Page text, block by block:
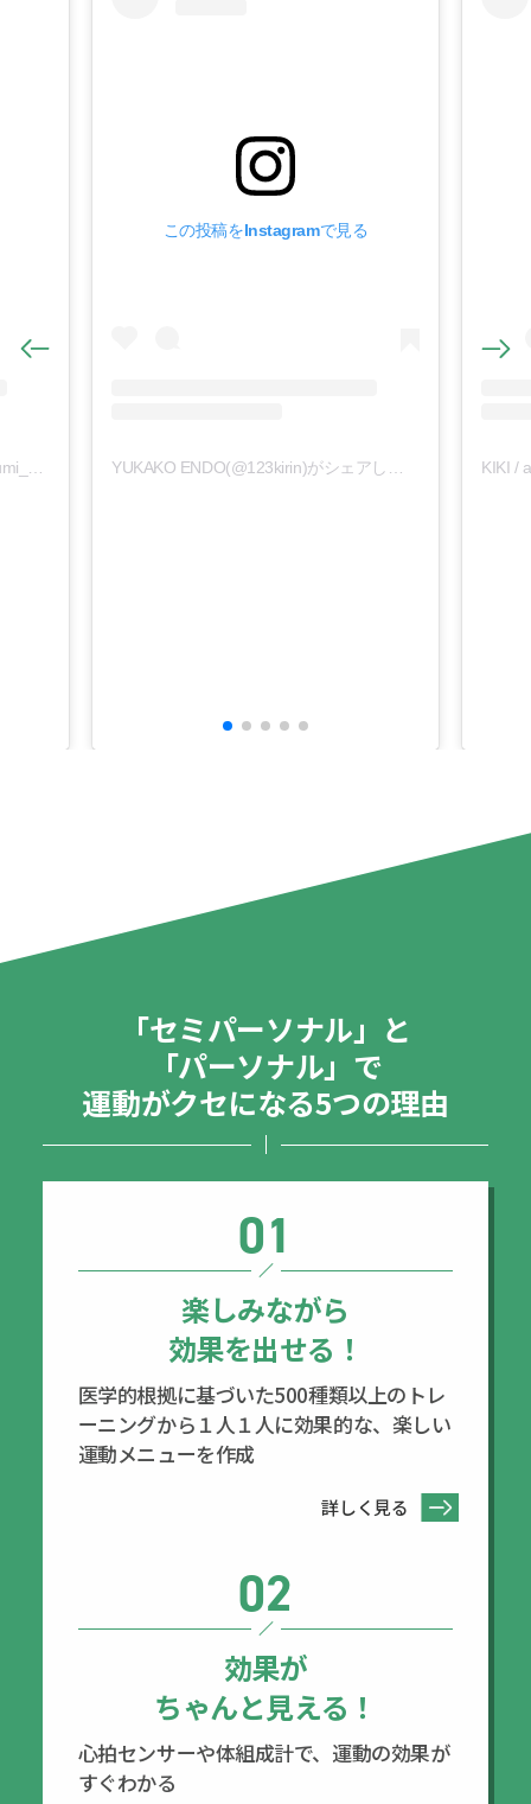
この投稿をInstagramで見る
KIKI /
「セミパーソナル」と
「パーソナル」で
運動がクセになる5つの理由
01
楽しみながら
効果を出せる！
医学的根拠に基づいた500種類以上のトレ
ーニングから１人１人に効果的な、楽しい
運動メニューを作成
詳しく見る
02
効果が
ちゃんと見える！
心拍センサーや体組成計で、運動の効果が
すぐわかる